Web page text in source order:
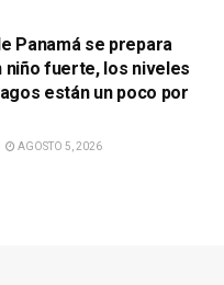
Panamá se prepara
niño fuerte, los niveles
están un poco por
AGOSTO 5, 2026